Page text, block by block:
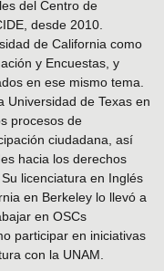
del Centro de
desde 2010.
de California como
y Encuestas, y
en ese mismo tema.
Universidad de Texas en
procesos de
ciudadana, así
hacia los derechos
licenciatura en Inglés
en Berkeley lo llevó a
en OSCs
participar en iniciativas
con la UNAM.